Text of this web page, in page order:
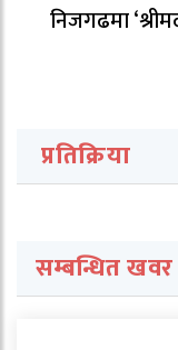
निजगढमा
प्रतिक्रिया
सम्बन्धित खवर